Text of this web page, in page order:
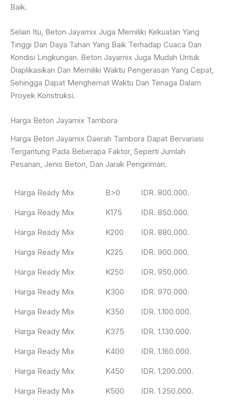
Baik.
Selain Itu, Beton Jayamix Juga Memiliki Kekuatan Yang
Tinggi Dan Daya Tahan Yang Baik Terhadap Cuaca Dan
Kondisi Lingkungan. Beton Jayamix Juga Mudah Untuk
Diaplikasikan Dan Memiliki Waktu Pengerasan Yang Cepat,
Sehingga Dapat Menghemat Waktu Dan Tenaga Dalam
Proyek Konstruksi.
Harga Beton Jayamix Tambora
Harga Beton Jayamix Daerah Tambora Dapat Bervariasi
Tergantung Pada Beberapa Faktor, Seperti Jumlah
Pesanan, Jenis Beton, Dan Jarak Pengiriman.
Harga Ready Mix B>0 IDR. 800.000.
Harga Ready Mix K175 IDR. 850.000.
Harga Ready Mix K200 IDR. 880.000.
Harga Ready Mix K225 IDR. 900.000.
Harga Ready Mix K250 IDR. 950.000.
Harga Ready Mix K300 IDR. 970.000.
Harga Ready Mix K350 IDR. 1.100.000.
Harga Ready Mix K375 IDR. 1.130.000.
Harga Ready Mix K400 IDR. 1.160.000.
Harga Ready Mix K450 IDR. 1.200.000.
Harga Ready Mix K500 IDR. 1.250.000.